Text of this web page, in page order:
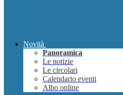
Novità
Panoramica
Le notizie
Le circolari
Calendario eventi
Albo online